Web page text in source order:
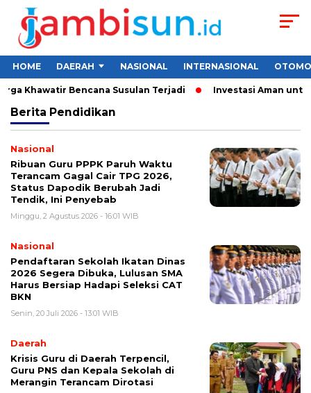
HOME DAERAH NASIONAL INTERNASIONAL
Khawatir Bencana Susulan Terjadi Investasi Aman untuk
Berita Pendidikan
Nasional
Ribuan Guru PPPK Paruh Waktu
Terancam Gagal Cair TPG 2026,
Status Dapodik Berubah Jadi
Tendik, Ini Penyebab
Minggu, 2 Agustus 2026 - 16:01 WIB
Nasional
Pendaftaran Sekolah Ikatan Dinas
2026 Segera Dibuka, Lulusan SMA
Harus Bersiap Hadapi Seleksi CAT
BKN
Senin, 20 Juli 2026 - 13:01 WIB
Daerah
Krisis Guru di Daerah Terpencil,
Guru PNS dan Kepala Sekolah di
Merangin Terancam Dirotasi